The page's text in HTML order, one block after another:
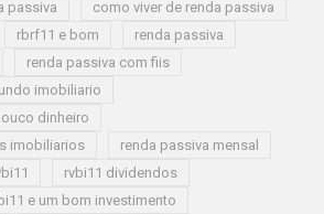
passiva
como viver de renda passiva
rbrf11 e bom
renda passiva
renda passiva com fiis
imobiliario
dinheiro
imobiliarios
renda passiva mensal
rvbi11 dividendos
e um bom investimento